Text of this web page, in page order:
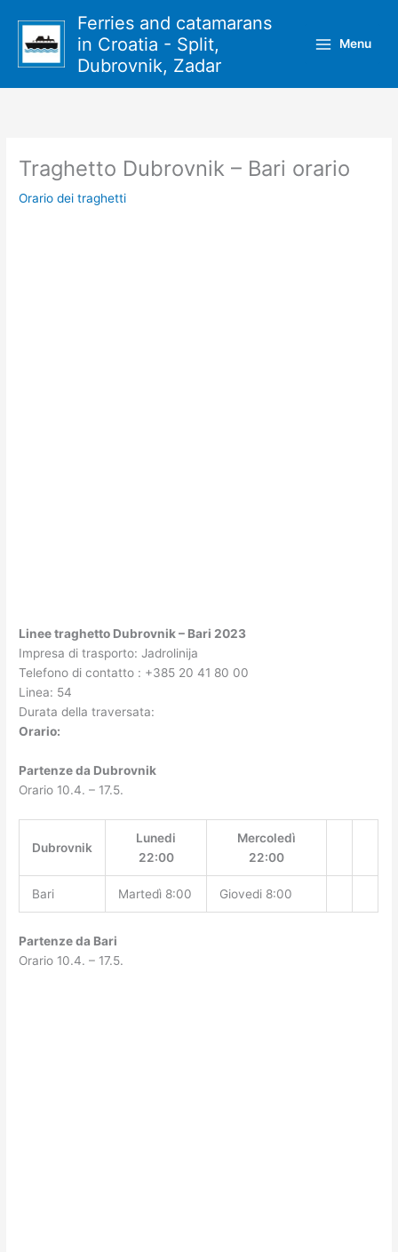
contenuto
Ferries and catamarans
in Croatia - Split,
Dubrovnik, Zadar
Menu
Traghetto Dubrovnik – Bari orario
Orario dei traghetti
Linee traghetto Dubrovnik – Bari 2023
Impresa di trasporto: Jadrolinija
Telefono di contatto : +385 20 41 80 00
Linea: 54
Durata della traversata:
Orario:
Partenze da Dubrovnik
Orario 10.4. – 17.5.
Dubrovnik
Lunedi
22:00
Mercoledì
22:00
Bari Martedì 8:00 Giovedi 8:00
Partenze da Bari
Orario 10.4. – 17.5.